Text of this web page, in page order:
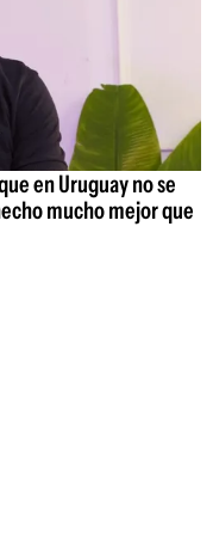
en Uruguay no se
mucho mejor que